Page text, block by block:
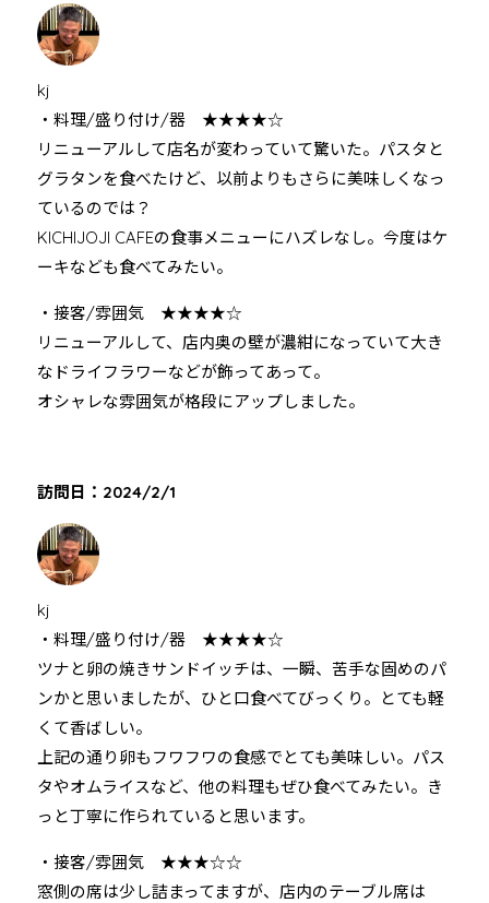
kj
・料理/盛り付け/器 ★★★★☆
リニューアルして店名が変わっていて驚いた。パスタと
グラタンを食べたけど、以前よりもさらに美味しくなっ
ているのでは？
KICHIJOJI CAFEの食事メニューにハズレなし。今度はケ
ーキなども食べてみたい。
・接客/雰囲気 ★★★★☆
リニューアルして、店内奥の壁が濃紺になっていて大き
なドライフラワーなどが飾ってあって。
オシャレな雰囲気が格段にアップしました。
訪問日：2024/2/1
kj
・料理/盛り付け/器 ★★★★☆
ツナと卵の焼きサンドイッチは、一瞬、苦手な固めのパ
ンかと思いましたが、ひと口食べてびっくり。とても軽
くて香ばしい。
上記の通り卵もフワフワの食感でとても美味しい。パス
タやオムライスなど、他の料理もぜひ食べてみたい。き
っと丁寧に作られていると思います。
・接客/雰囲気 ★★★☆☆
窓側の席は少し詰まってますが、店内のテーブル席は